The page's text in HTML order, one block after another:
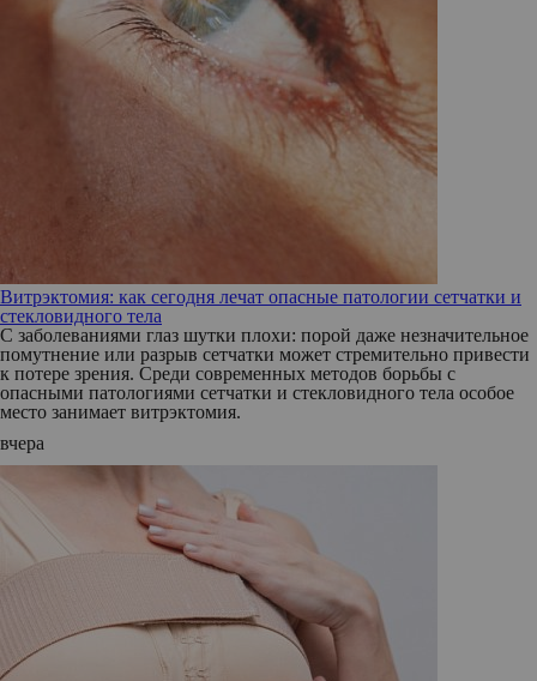
Витрэктомия: как сегодня лечат опасные патологии сетчатки и
стекловидного тела
С заболеваниями глаз шутки плохи: порой даже незначительное
помутнение или разрыв сетчатки может стремительно привести
к потере зрения. Среди современных методов борьбы с
опасными патологиями сетчатки и стекловидного тела особое
место занимает витрэктомия.
вчера